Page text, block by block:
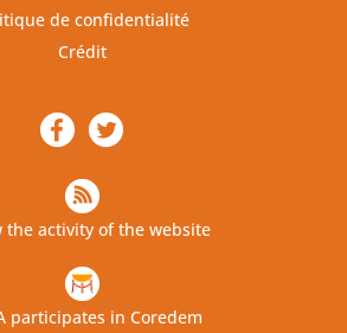
de confidentialité
Crédit
the activity of the website
participates in Coredem